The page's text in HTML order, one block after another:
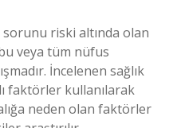
sorunu riski altında olan
veya tüm nüfus
İncelenen sağlık
faktörler kullanılarak
neden olan faktörler